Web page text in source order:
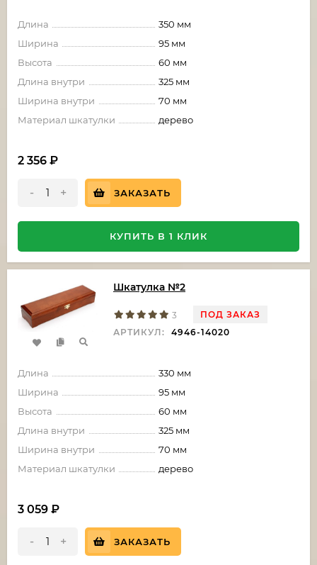
Длина
350 мм
Ширина
95 мм
Высота
60 мм
Длина внутри
325 мм
Ширина внутри
70 мм
Материал шкатулки
дерево
2 356 ₽
- + ЗАКАЗАТЬ
КУПИТЬ В 1 КЛИК
Шкатулка №2
3
ПОД ЗАКАЗ
АРТИКУЛ:
4946-14020
Длина
330 мм
Ширина
95 мм
Высота
60 мм
Длина внутри
325 мм
Ширина внутри
70 мм
Материал шкатулки
дерево
3 059 ₽
- + ЗАКАЗАТЬ